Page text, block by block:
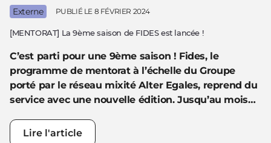
[MENTORAT] La 9ème saison de FIDES est lancée !
C’est parti pour une 9ème saison ! Fides, le
programme de mentorat à l’échelle du Groupe
porté par le réseau mixité Alter Egales, reprend du
service avec une nouvelle édition. Jusqu’au mois…
Externe PUBLIÉ LE 8 FÉVRIER 2024
Lire l'article